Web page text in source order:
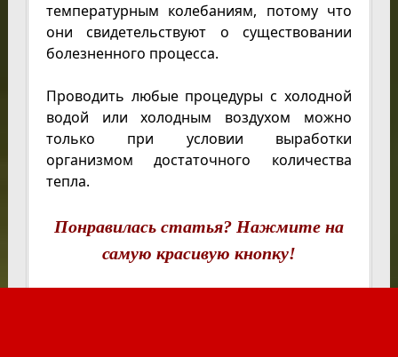
температурным колебаниям, потому что
они свидетельствуют о существовании
болезненного процесса.
Проводить любые процедуры с холодной
водой или холодным воздухом можно
только при условии выработки
организмом достаточного количества
тепла.
Понравилась статья? Нажмите на
самую красивую кнопку!